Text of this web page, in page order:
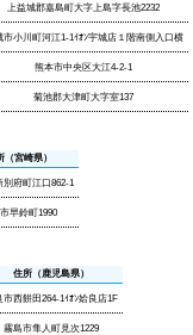
上益城郡嘉島町大字上島字長池2232
市小川町河江1-1ｲｵﾝ宇城店１階南側入口横
熊本市中央区大江4-2-1
菊池郡大津町大字室137
（宮崎県）
別府町江口862-1
早鈴町1990
住所（鹿児島県）
市西餅田264-1ｲｵﾝ姶良店1F
霧島市隼人町見次1229